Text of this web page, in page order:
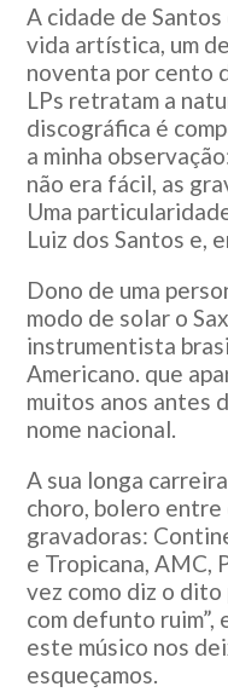
A cidade de
vida artística, um
noventa por cento
LPs retratam a
discográfica é
a minha
não era fácil, as
Uma
Luiz dos Santos e,
Dono de uma
modo de solar o
instrumentista
Americano. que
muitos anos antes
nome nacional.
A sua longa
choro, bolero
gravadoras:
e Tropicana, AMC,
vez como diz o
com defunto ruim”,
este músico nos
esqueçamos.